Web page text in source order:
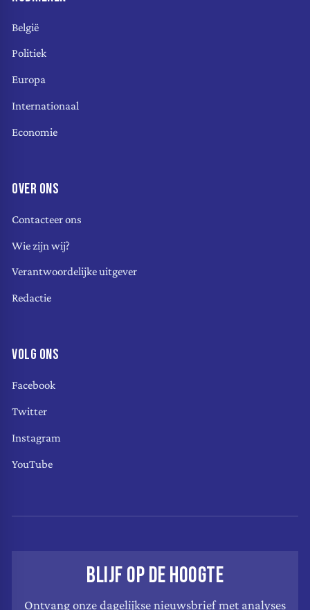
België
Politiek
Europa
Internationaal
Economie
OVER ONS
Contacteer ons
Wie zijn wij?
Verantwoordelijke uitgever
Redactie
VOLG ONS
Facebook
Twitter
Instagram
YouTube
BLIJF OP DE HOOGTE
Ontvang onze dagelijkse nieuwsbrief met analyses